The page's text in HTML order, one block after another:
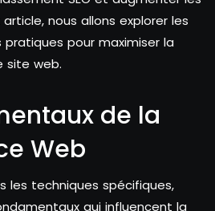
nous allons explorer les
pour maximiser la
site web.
de la
Web
les techniques spécifiques,
qui influencent la